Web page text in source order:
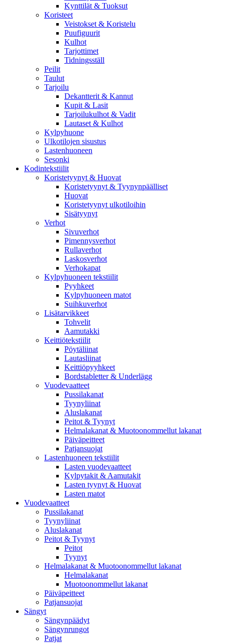
Kynttilät & Tuoksut
Koristeet
Veistokset & Koristelu
Puufiguurit
Kulhot
Tarjottimet
Tidningsställ
Peilit
Taulut
Tarjoilu
Dekantterit & Kannut
Kupit & Lasit
Tarjoilukulhot & Vadit
Lautaset & Kulhot
Kylpyhuone
Ulkotilojen sisustus
Lastenhuoneen
Sesonki
Kodintekstiilit
Koristetyynyt & Huovat
Koristetyynyt & Tyynynpäälliset
Huovat
Koristetyynyt ulkotiloihin
Sisätyynyt
Verhot
Sivuverhot
Pimennysverhot
Rullaverhot
Laskosverhot
Verhokapat
Kylpyhuoneen tekstiilit
Pyyhkeet
Kylpyhuoneen matot
Suihkuverhot
Lisätarvikkeet
Tohvelit
Aamutakki
Keittiötekstiilit
Pöytäliinat
Lautasliinat
Keittiöpyyhkeet
Bordstabletter & Underlägg
Vuodevaatteet
Pussilakanat
Tyynyliinat
Aluslakanat
Peitot & Tyynyt
Helmalakanat & Muotoonommellut lakanat
Päiväpeitteet
Patjansuojat
Lastenhuoneen tekstiilit
Lasten vuodevaatteet
Kylpytakit & Aamutakit
Lasten tyynyt & Huovat
Lasten matot
Vuodevaatteet
Pussilakanat
Tyynyliinat
Aluslakanat
Peitot & Tyynyt
Peitot
Tyynyt
Helmalakanat & Muotoonommellut lakanat
Helmalakanat
Muotoonommellut lakanat
Päiväpeitteet
Patjansuojat
Sängyt
Sängynpäädyt
Sängynrungot
Patjat